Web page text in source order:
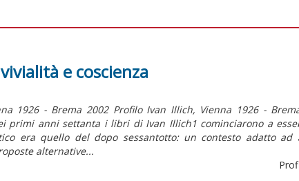
e coscienza
1926 - Brema 2002 Profilo Ivan Illich, Vienna 1926 -
primi anni settanta i libri di Ivan Illich1 cominciarono a
era quello del dopo sessantotto: un contesto adatto ad
alternative...